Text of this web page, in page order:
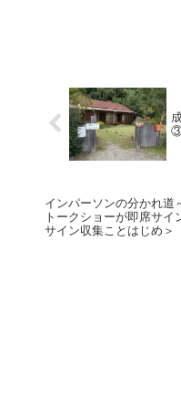
③
インパーソンの分かれ道
トークショーが即席サイ
サイン収集ことはじめ＞